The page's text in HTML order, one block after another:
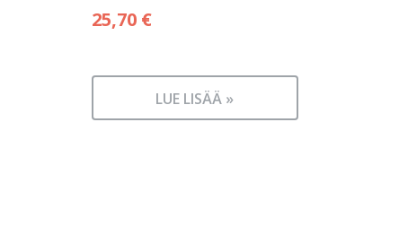
25,70 €
LUE LISÄÄ »